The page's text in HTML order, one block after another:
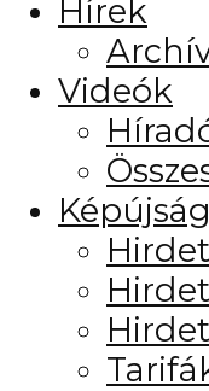
Hírek
Videók
Képújság